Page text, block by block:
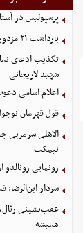
پرسپولیس در آستانه جذب
بازداشت ۲۱ مزدور موساد و ۴ شرور مسلح توسط وزارت اطلاعات
تکذیب ادعای
شهید لاریجانی
اعلام اسامی
قول قهرمان
الاهلی سرمربی
نیمکت
رونمایی
سردار ابن‌الرضا:
عقب‌نشینی رئال،
همیشه